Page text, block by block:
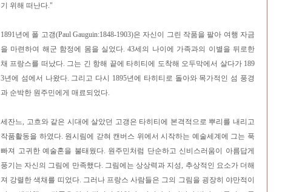
기 위해 떠난다."
1891년에 폴 고갱(Paul Gauguin:1848-1903)은 자신이 그린 작품을 팔아 여행 자금
을 마련하여 해군 함정에 몸을 실었다. 43세의 나이에 가족과의 이별을 뒤로한
채 프랑스를 떠났다. 그는 긴 항해 끝에 타히티에 도착해 오두막에서 살다가 189
3년에 섬에서 나왔다. 그리고 다시 1895년에 타히티로 돌아와 목가적인 섬 풍경
과 순박한 원주민에게 매료되었다.
세잔느, 고흐와 같은 시대에 살았던 고갱은 타히티에 본격적으로 뿌리를 내리고
작품활동을 하였다. 원시림에 갇혀 캔버스 위에서 시작하는 예술세계에 그는 푹
빠져 고귀한 예술혼을 불태웠다. 원주민처럼 단순하고 신비스러움이 아름답게
풍기는 자신의 그림에 만족했다. 그림에는 상상력과 지성, 추상적인 요소가 더해
져 강렬한 색채를 띠었다. 그러나 프랑스 사람들은 그의 그림을 굉장히 야만적이